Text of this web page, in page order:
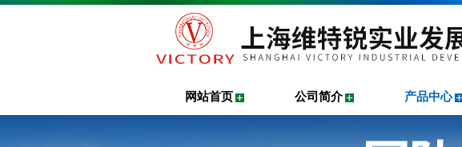
网站首页 公司简介 产品中心